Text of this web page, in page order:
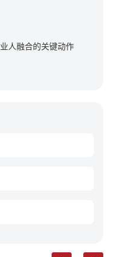
人融合的关键动作